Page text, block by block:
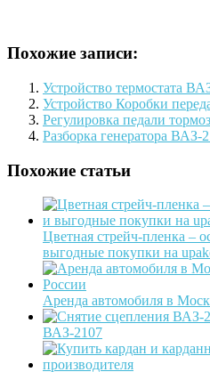
Похожие записи:
Устройство термостата
Устройство Коробки
Регулировка педали
Разборка генератора ВАЗ-
Похожие статьи
Цветная стрейч-пленка –
выгодные покупки на
Аренда автомобиля в
ВАЗ-2107